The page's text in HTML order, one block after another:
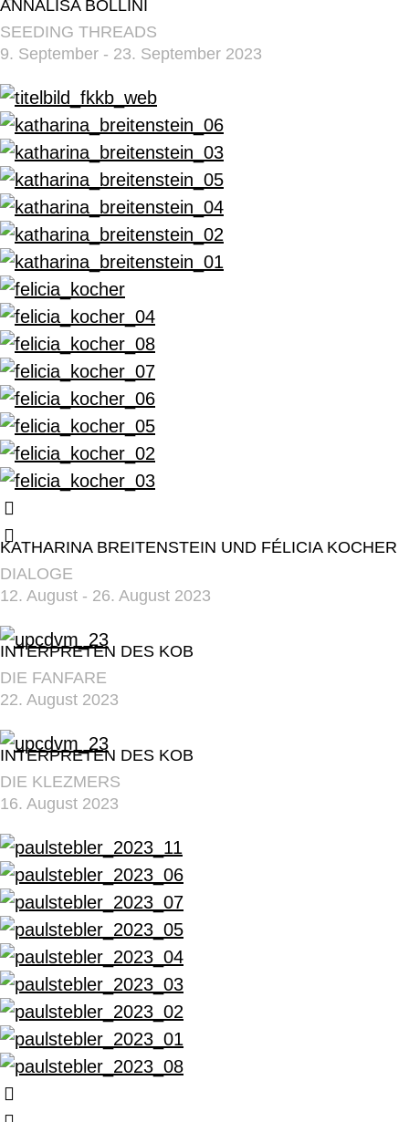
ANNALISA BOLLINI
SEEDING THREADS
9. September - 23. September 2023
KATHARINA BREITENSTEIN UND FÉLICIA KOCHER
DIALOGE
12. August - 26. August 2023
INTERPRETEN DES KOB
DIE FANFARE
22. August 2023
INTERPRETEN DES KOB
DIE KLEZMERS
16. August 2023